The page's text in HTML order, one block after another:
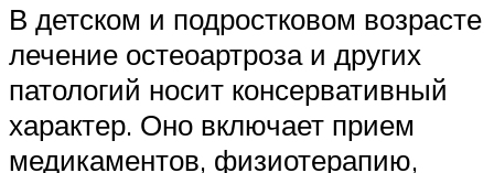
В детском и подростковом возрасте
лечение остеоартроза и других
патологий носит консервативный
характер. Оно включает прием
медикаментов, физиотерапию,